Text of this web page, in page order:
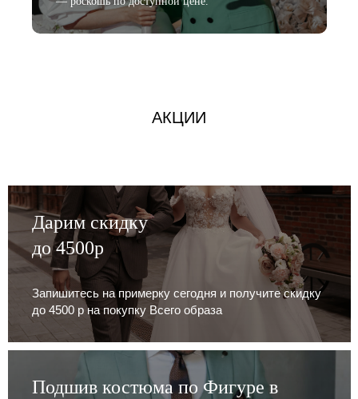
АКЦИИ
Дарим скидку
до 4500р
Запишитесь на примерку сегодня и получите скидку
до 4500 р на покупку Всего образа
Подшив костюма по Фигуре в